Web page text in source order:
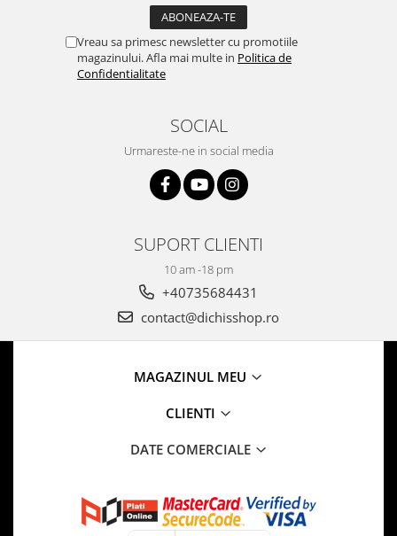
Vreau sa primesc newsletter cu promotiile
magazinului. Afla mai multe in Politica de
Confidentialitate
SOCIAL
Urmareste-ne in social media
SUPORT CLIENTI
10 am -18 pm
+40735684431
contact@dichisshop.ro
MAGAZINUL MEU
CLIENTI
DATE COMERCIALE